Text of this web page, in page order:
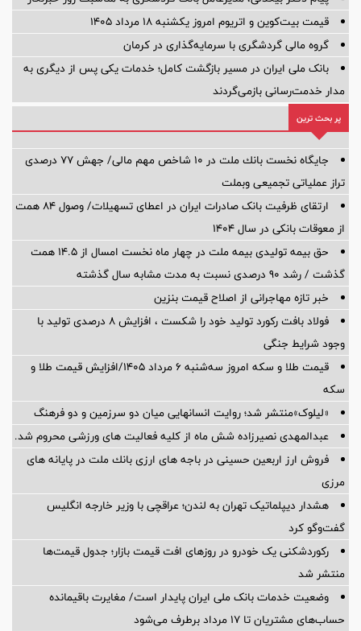
قیمت بیت‌کوین و اتریوم امروز یکشنبه ۱۸ مرداد ۱۴۰۵
گروه مالی گردشگری با سرمایه‌گذاری در کرمان
بانک ملی ایران در مسیر بازگشت کامل؛ خدمات یکی پس از دیگری به
مدار خدمت‌رسانی بازمی‌گردند
پر بحث ترین
جایگاه نخست بانك ملت در 10 شاخص مهم مالی/ جهش 77 درصدی
تراز عملیاتی تجمیعی وبملت
ارتقای ظرفیت بانک صادرات ایران در اعطای تسهیلات/ وصول ۸۴ همت
از معوقات بانکی در سال ۱۴۰۴
حق بیمه تولیدی بیمه ملت در چهار ماه نخست امسال از 14.5 همت
گذشت / رشد 90 درصدی نسبت به مدت مشابه سال گذشته
خبر تازه مهاجرانی از اصلاح قیمت بنزین
فولاد بافت رکورد تولید خود را شکست ، افزایش 8 درصدی تولید با
وجود شرایط جنگی
قیمت طلا و سکه امروز سه‌شنبه ۶ مرداد ۱۴۰۵/افزایش قیمت طلا و
سکه
«لیلوک»منتشر شد؛ روایت انسانهایی میان دو سرزمین و دو فرهنگ
عبدالمهدی نصیرزاده شش ماه از کلیه فعالیت های ورزشی محروم شد.
فروش ارز اربعین حسینی در باجه های ارزی بانك ملت در پایانه های
مرزی
هشدار دیپلماتیک تهران به لندن؛ عراقچی با وزیر خارجه انگلیس
گفت‌وگو کرد
رکوردشکنی یک خودرو در روزهای افت قیمت بازار؛ جدول قیمت‌ها
منتشر شد
وضعیت خدمات بانک ملی ایران پایدار است/ مغایرت‌ باقیمانده
حساب‌های مشتریان تا ۱۷ مرداد برطرف می‌شود